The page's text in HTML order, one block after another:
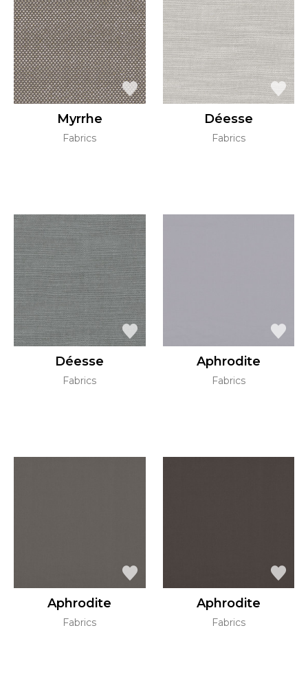
Myrrhe
Fabrics
Déesse
Fabrics
Déesse
Fabrics
Aphrodite
Fabrics
Aphrodite
Fabrics
Aphrodite
Fabrics